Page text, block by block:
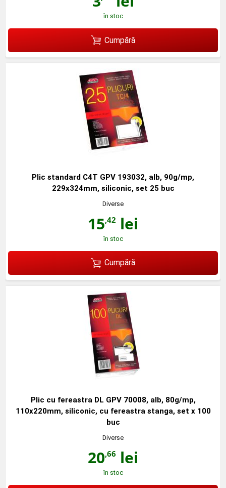
în stoc
Cumpără
Plic standard C4T GPV 193032, alb, 90g/mp,
229x324mm, siliconic, set 25 buc
Diverse
15,42 lei
în stoc
Cumpără
Plic cu fereastra DL GPV 70008, alb, 80g/mp,
110x220mm, siliconic, cu fereastra stanga, set x 100
buc
Diverse
20,66 lei
în stoc